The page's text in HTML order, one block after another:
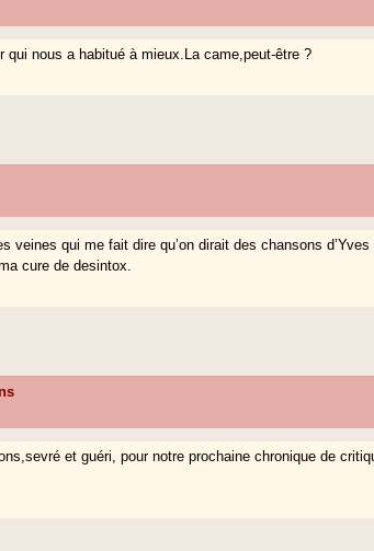
qui nous a habitué à mieux.La came,peut-être ?
veines qui me fait dire qu’on dirait des chansons d’Yves
cure de desintox.
et guéri, pour notre prochaine chronique de